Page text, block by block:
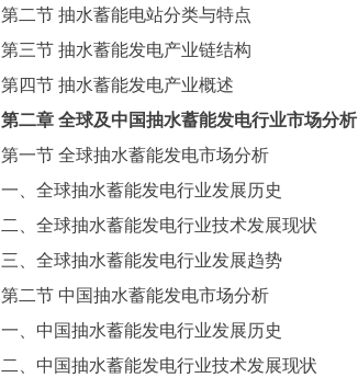
第二节 抽水蓄能电站分类与特点
第三节 抽水蓄能发电产业链结构
第四节 抽水蓄能发电产业概述
第二章 全球及中国抽水蓄能发电行业市场分析
第一节 全球抽水蓄能发电市场分析
一、全球抽水蓄能发电行业发展历史
二、全球抽水蓄能发电行业技术发展现状
三、全球抽水蓄能发电行业发展趋势
第二节 中国抽水蓄能发电市场分析
一、中国抽水蓄能发电行业发展历史
二、中国抽水蓄能发电行业技术发展现状